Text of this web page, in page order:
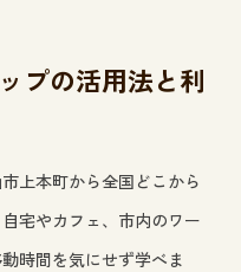
プの活用法と利
上本町から全国どこから
宅やカフェ、市内のワー
時間を気にせず学べま